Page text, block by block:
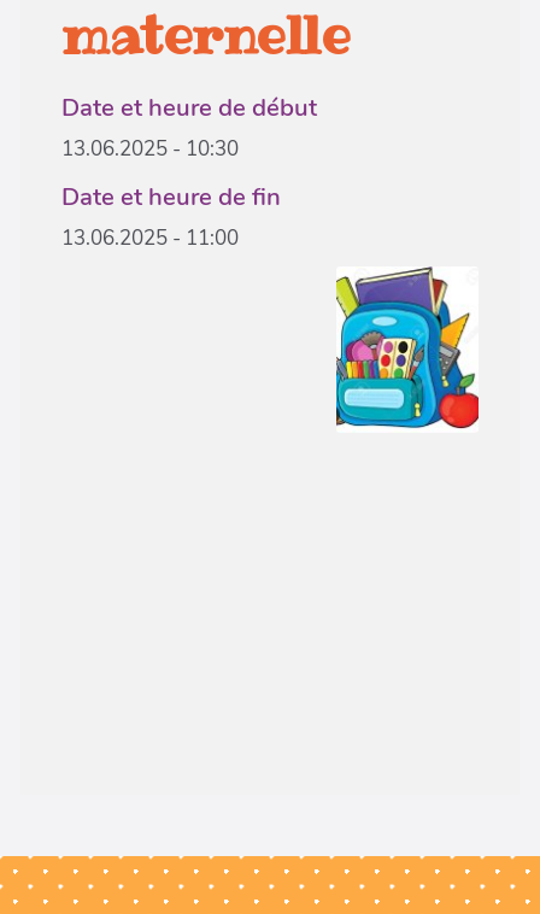
maternelle
Date et heure de début
13.06.2025 - 10:30
Date et heure de fin
13.06.2025 - 11:00